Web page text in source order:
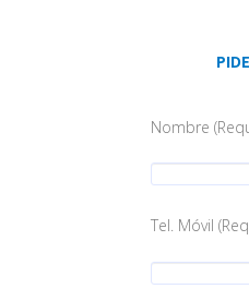
Nombre
Tel. Móvil